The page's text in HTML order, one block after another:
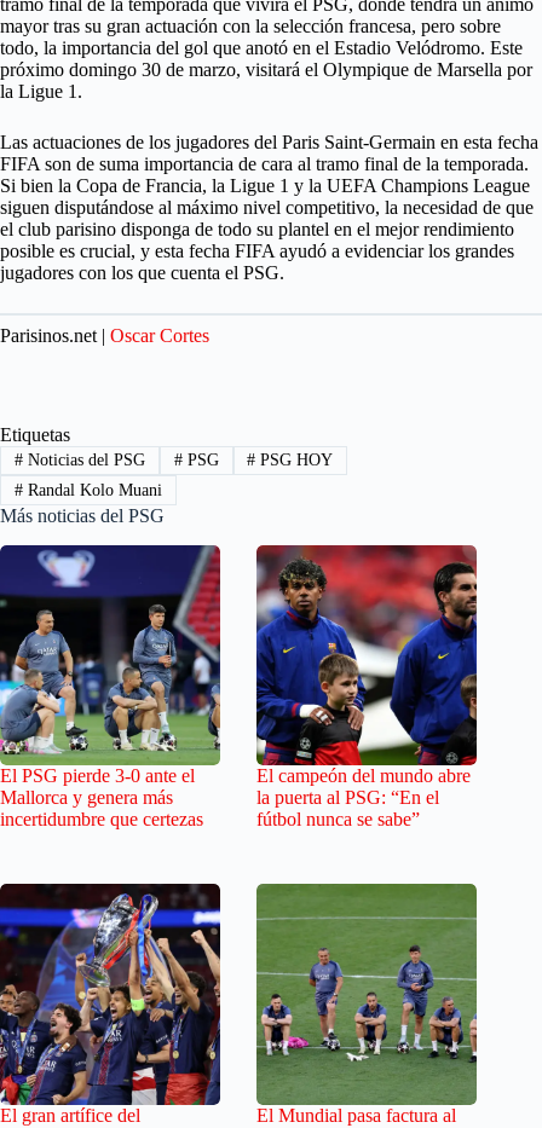
tramo final de la temporada que vivirá el PSG, donde tendrá un ánimo
mayor tras su gran actuación con la selección francesa, pero sobre
todo, la importancia del gol que anotó en el Estadio Velódromo. Este
próximo domingo 30 de marzo, visitará el Olympique de Marsella por
la Ligue 1.
Las actuaciones de los jugadores del Paris Saint-Germain en esta fecha
FIFA son de suma importancia de cara al tramo final de la temporada.
Si bien la Copa de Francia, la Ligue 1 y la UEFA Champions League
siguen disputándose al máximo nivel competitivo, la necesidad de que
el club parisino disponga de todo su plantel en el mejor rendimiento
posible es crucial, y esta fecha FIFA ayudó a evidenciar los grandes
jugadores con los que cuenta el PSG.
Parisinos.net | Oscar Cortes
Etiquetas
#Noticias del PSG #PSG # PSG HOY
#Randal Kolo Muani
Más noticias del PSG
El PSG pierde 3-0 ante el
Mallorca y genera más
incertidumbre que certezas
El campeón del mundo abre
la puerta al PSG: “En el
fútbol nunca se sabe”
El gran artífice del
El Mundial pasa factura al